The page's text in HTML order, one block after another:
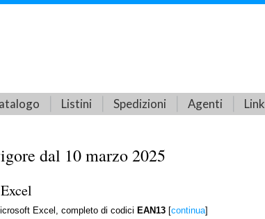
Listini Spedizioni Agenti Link
dal 10 marzo 2025
Excel, completo di codici EAN13 [continua]